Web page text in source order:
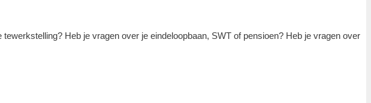
Heb je vragen over je eindeloopbaan, SWT of pensioen? Heb je vragen over